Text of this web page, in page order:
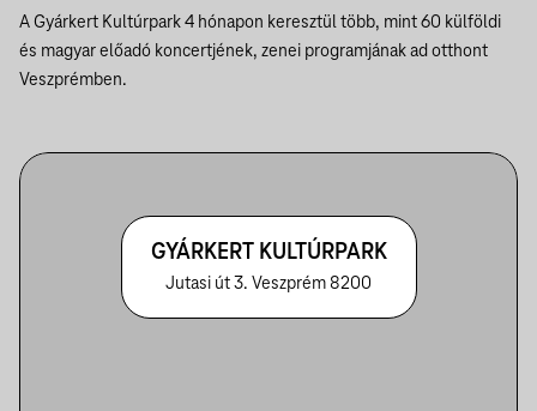
A Gyárkert Kultúrpark 4 hónapon keresztül több, mint 60 külföldi
és magyar előadó koncertjének, zenei programjának ad otthont
Veszprémben.
GYÁRKERT KULTÚRPARK
Jutasi út 3. Veszprém 8200